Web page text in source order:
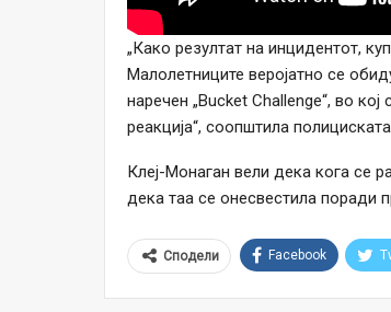
„Како резултат на инцидентот,
Малолетниците веројатно се
наречен „Bucket Challenge“, во
реакција“, соопштила
Клеј-Монаган вели дека кога се
дека таа се онесвестила поради
Сподели Facebook